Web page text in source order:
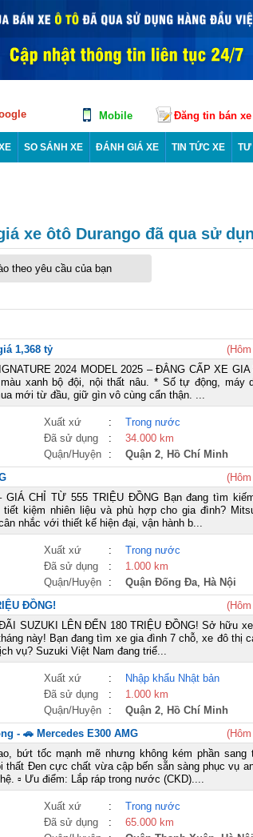
Mobile Đăng tin bán
SO SÁNH XE ĐÁNH GIÁ XE TIN TỨC XE TƯ
xe ôtô Durango đã qua sử
theo yêu cầu của bạn
1,368 tỷ
2024 MODEL 2025 – ĐẲNG CẤP XE GIA
xanh bộ đội, nội thất nâu. * Số tự động, máy
mới từ đầu, giữ gìn vô cùng cẩn thận. ...
Xuất xứ :
Trong nước
Đã sử dụng :
34.000 km
Quận/Huyện : Quận 2, Hồ Chí Minh
GIÁ CHỈ TỪ 555 TRIỆU ĐỒNG Bạn đang tìm
kiệm nhiên liệu và phù hợp cho gia đình?
nhắc với thiết kế hiện đại, vận hành b...
Xuất xứ :
Trong nước
Đã sử dụng :
1.000 km
Quận/Huyện : Quận Đống Đa, Hà Nội
ĐỒNG!
SUZUKI LÊN ĐẾN 180 TRIỆU ĐỒNG! Sở hữu
này! Bạn đang tìm xe gia đình 7 chỗ, xe đô thị
vụ? Suzuki Việt Nam đang triể...
Xuất xứ :
Nhập khẩu Nhật bản
Đã sử dụng :
1.000 km
Quận/Huyện : Quận 2, Hồ Chí Minh
- 🚗 Mercedes E300 AMG
bứt tốc mạnh mẽ nhưng không kém phần sang
thất Đen cực chất vừa cập bến sẵn sàng phục vụ
▫ Ưu điểm: Lắp ráp trong nước (CKD)....
Xuất xứ :
Trong nước
Đã sử dụng :
65.000 km